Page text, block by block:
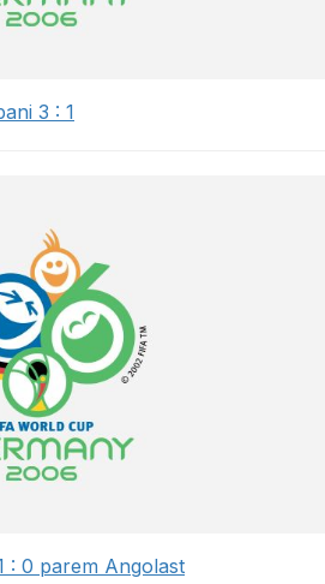
3 : 1
: 0 parem Angolast